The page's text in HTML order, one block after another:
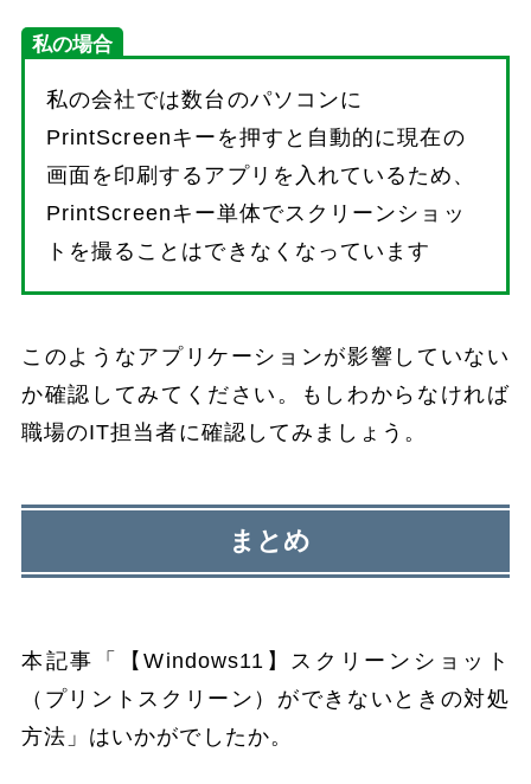
私の場合
私の会社では数台のパソコンに
PrintScreenキーを押すと自動的に現在の
画面を印刷するアプリを入れているため、
PrintScreenキー単体でスクリーンショッ
トを撮ることはできなくなっています
このようなアプリケーションが影響していない
か確認してみてください。もしわからなければ
職場のIT担当者に確認してみましょう。
まとめ
本記事「【Windows11】スクリーンショット
（プリントスクリーン）ができないときの対処
方法」はいかがでしたか。